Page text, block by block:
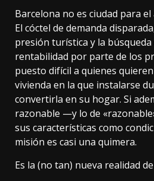
Barcelona no es ciudad para
El cóctel de demanda disparada
presión turística y la búsqueda
rentabilidad por parte de los
puesto difícil a quienes
vivienda en la que instalarse
convertirla en su hogar. Si
razonable —y lo de
sus características como
misión es casi una quimera.
Es la (no tan) nueva realidad